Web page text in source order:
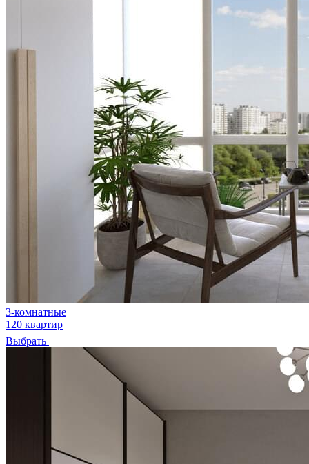
3-комнатные
120 квартир
Выбрать